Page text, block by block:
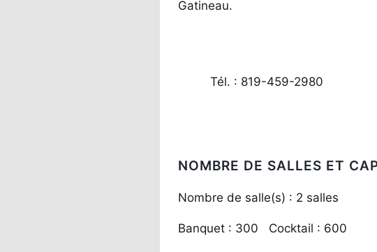
Gatineau.
Tél. : 819-459-2980
NOMBRE DE SALLES ET
Nombre de salle(s) : 2 salles
Banquet : 300 Cocktail : 600